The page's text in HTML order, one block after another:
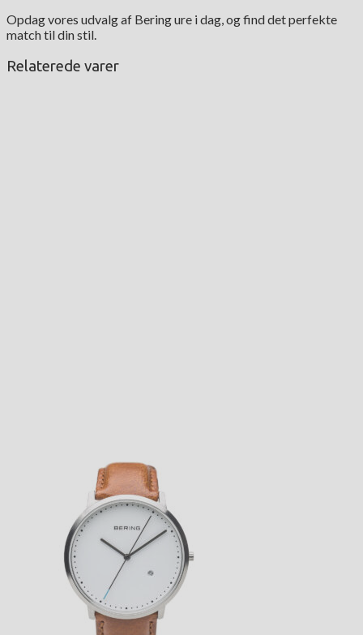
Opdag vores udvalg af Bering ure i dag, og find det perfekte
match til din stil.
Relaterede varer